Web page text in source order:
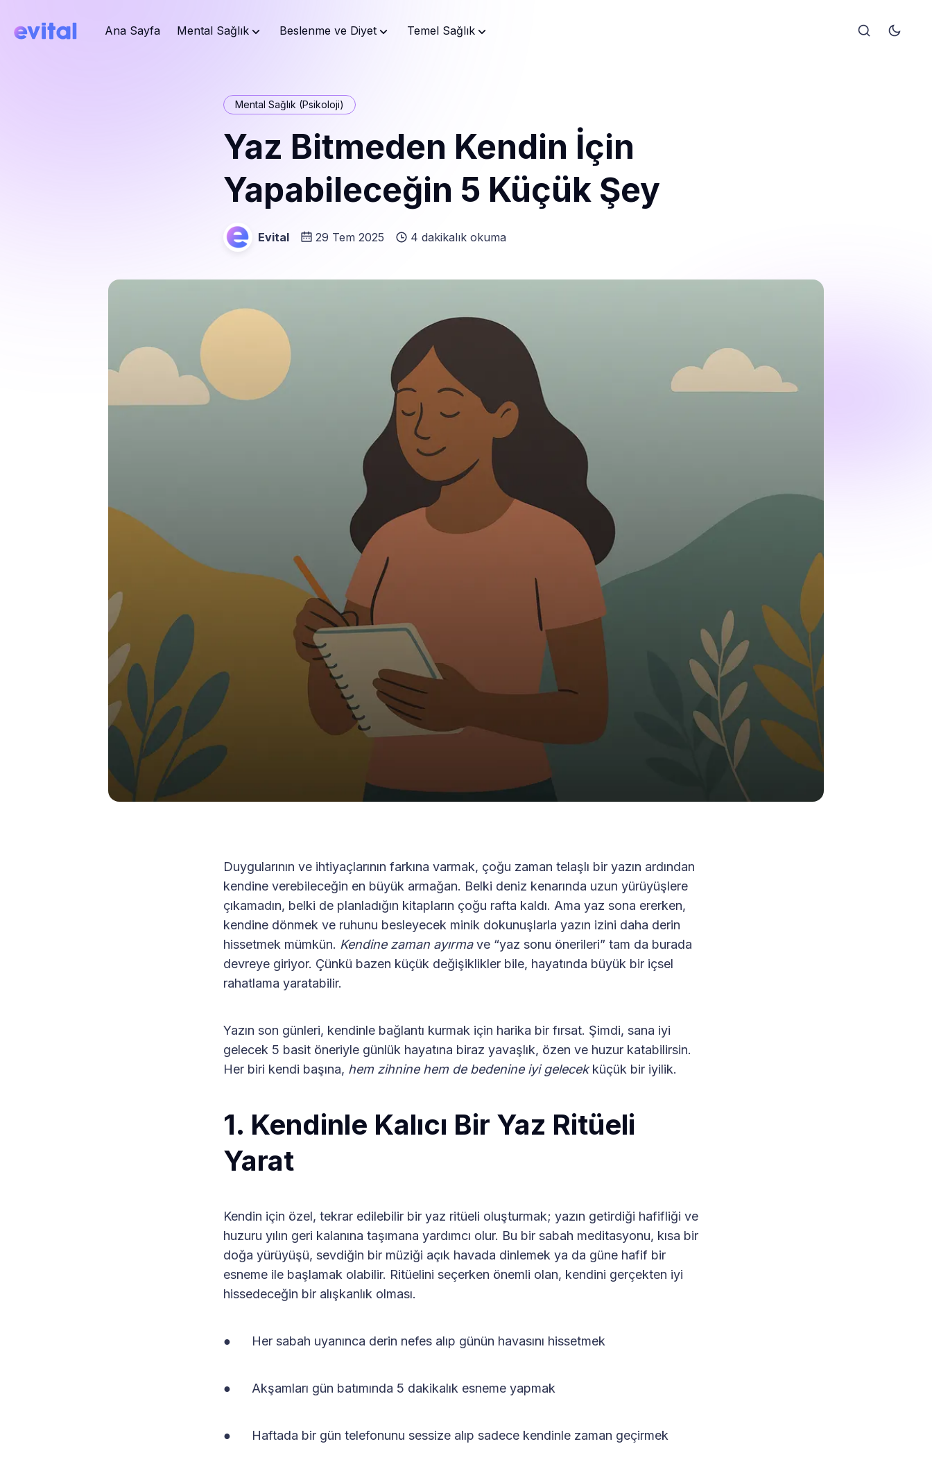
Ana Sayfa Mental Sağlık Beslenme ve Diyet Temel Sağlık
Mental Sağlık (Psikoloji)
Yaz Bitmeden Kendin İçin
Yapabileceğin 5 Küçük Şey
Evital 29 Tem 2025 4 dakikalık okuma
Duygularının ve ihtiyaçlarının farkına varmak, çoğu zaman telaşlı bir yazın ardından
kendine verebileceğin en büyük armağan. Belki deniz kenarında uzun yürüyüşlere
çıkamadın, belki de planladığın kitapların çoğu rafta kaldı. Ama yaz sona ererken,
kendine dönmek ve ruhunu besleyecek minik dokunuşlarla yazın izini daha derin
hissetmek mümkün. Kendine zaman ayırmave “yaz sonu önerileri” tam da burada
devreye giriyor. Çünkü bazen küçük değişiklikler bile, hayatında büyük bir içsel
rahatlama yaratabilir.
Yazın son günleri, kendinle bağlantı kurmak için harika bir fırsat. Şimdi, sana iyi
gelecek 5 basit öneriyle günlük hayatına biraz yavaşlık, özen ve huzur katabilirsin.
Her biri kendi başına, hem zihnine hem de bedenine iyi gelecekküçük bir iyilik.
1. Kendinle Kalıcı Bir Yaz Ritüeli
Yarat
Kendin için özel, tekrar edilebilir bir yaz ritüeli oluşturmak; yazın getirdiği hafifliği ve
huzuru yılın geri kalanına taşımana yardımcı olur. Bu bir sabah meditasyonu, kısa bir
doğa yürüyüşü, sevdiğin bir müziği açık havada dinlemek ya da güne hafif bir
esneme ile başlamak olabilir. Ritüelini seçerken önemli olan, kendini gerçekten iyi
hissedeceğin bir alışkanlık olması.
● Her sabah uyanınca derin nefes alıp günün havasını hissetmek
● Akşamları gün batımında 5 dakikalık esneme yapmak
● Haftada bir gün telefonunu sessize alıp sadece kendinle zaman geçirmek